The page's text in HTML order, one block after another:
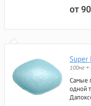
от
Super
100мг +
Самые
одной